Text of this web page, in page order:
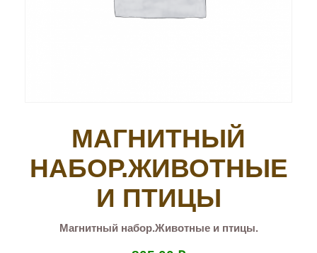
МАГНИТНЫЙ
НАБОР.ЖИВОТНЫЕ
И ПТИЦЫ
Магнитный набор.Животные и птицы.